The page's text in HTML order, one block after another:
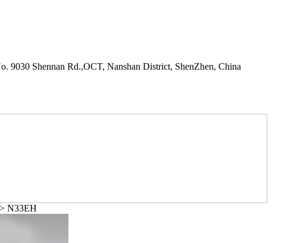
9030 Shennan Rd.,OCT, Nanshan District, ShenZhen, China
> N33EH